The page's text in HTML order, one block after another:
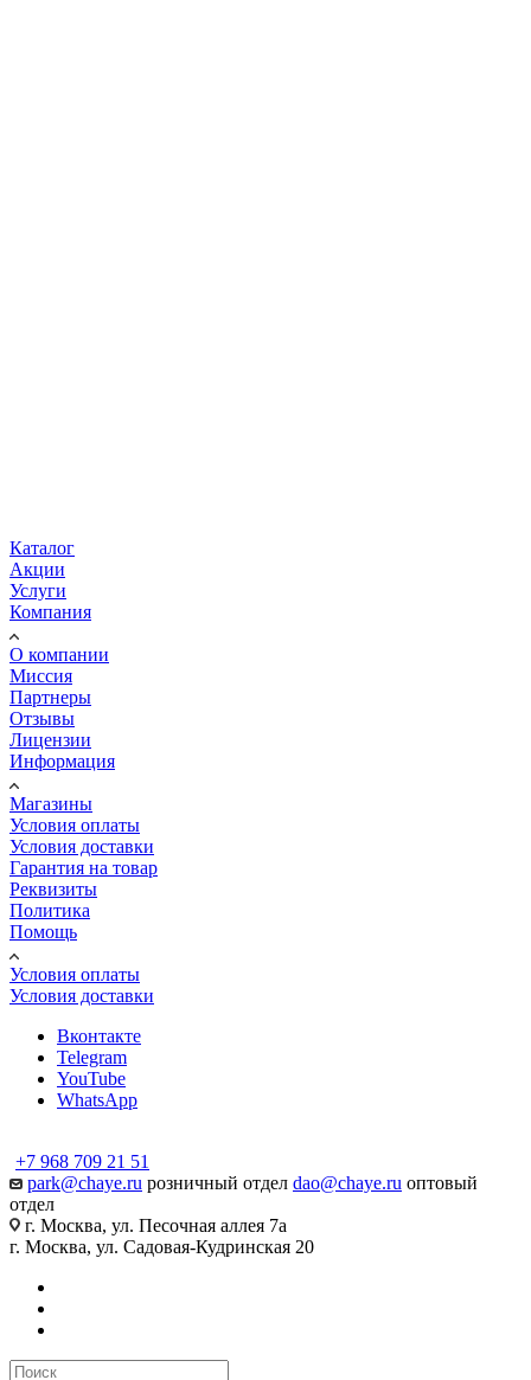
Каталог
Акции
Услуги
Компания
О компании
Миссия
Партнеры
Отзывы
Лицензии
Информация
Магазины
Условия оплаты
Условия доставки
Гарантия на товар
Реквизиты
Политика
Помощь
Условия оплаты
Условия доставки
Вконтакте
Telegram
YouTube
WhatsApp
+7 968 709 21 51
park@chaye.ru розничный отдел dao@chaye.ru оптовый
отдел
г. Москва, ул. Песочная аллея 7а
г. Москва, ул. Садовая-Кудринская 20